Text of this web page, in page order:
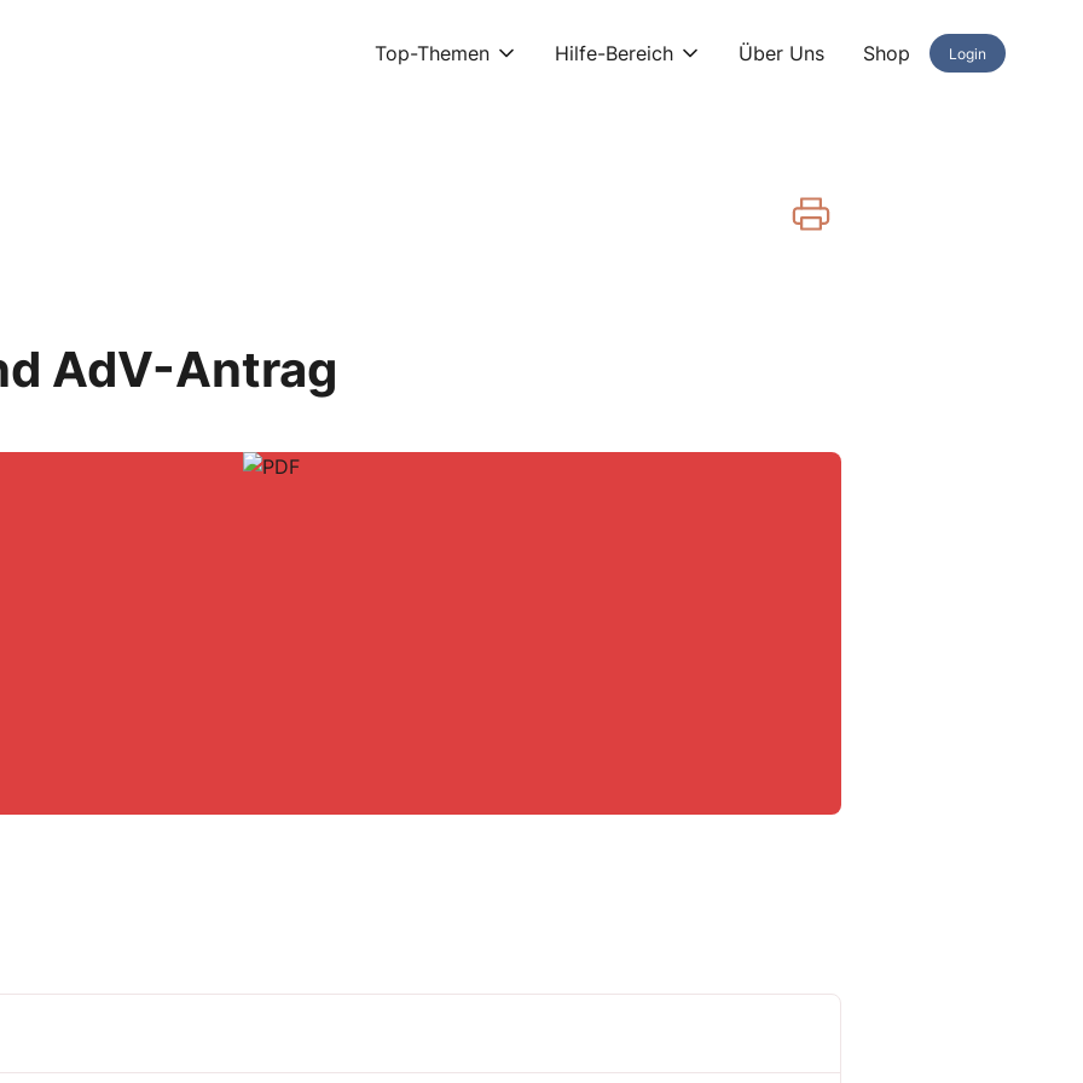
Top-Themen Hilfe-Bereich Über Uns Shop Login
AdV-Antrag